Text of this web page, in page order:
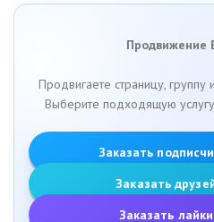
Продвижение
Продвигаете страницу, группу
Выберите подходящую услугу
Заказать
Заказать
Заказать